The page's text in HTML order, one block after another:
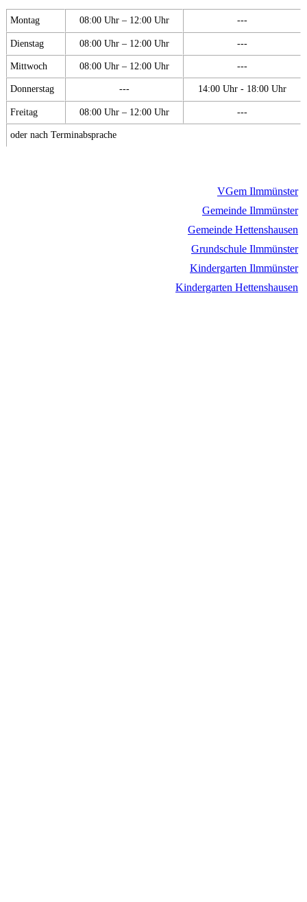
Montag 08:00 Uhr – 12:00 Uhr ---
Dienstag 08:00 Uhr – 12:00 Uhr ---
Mittwoch 08:00 Uhr – 12:00 Uhr ---
Donnerstag --- 14:00 Uhr - 18:00 Uhr
Freitag 08:00 Uhr – 12:00 Uhr ---
oder nach Terminabsprache
VGem Ilmmünster
Gemeinde Ilmmünster
Gemeinde Hettenshausen
Grundschule Ilmmünster
Kindergarten Ilmmünster
Kindergarten Hettenshausen